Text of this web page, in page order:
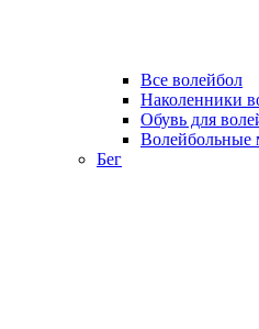
Все волейбол
Наколенники
Обувь для
Волейбольные
Бег